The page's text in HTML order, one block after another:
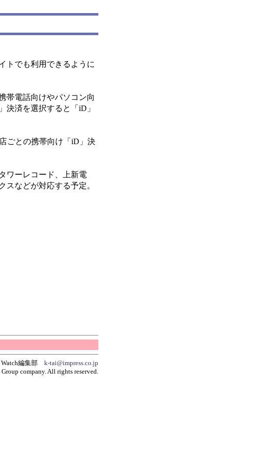
トでも利用できるように
帯電話向けやパソコン向
決済を選択すると「iD」
ごとの携帯向け「iD」決
ワーレコード、上新電
などが対応する予定。
編集部 k-tai@impress.co.jp
company. All rights reserved.